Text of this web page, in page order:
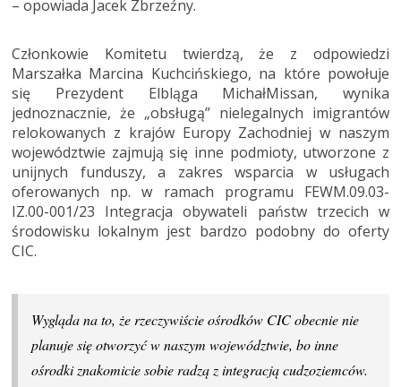
– opowiada Jacek Zbrzeźny.
Członkowie Komitetu twierdzą, że z odpowiedzi
Marszałka Marcina Kuchcińskiego, na które powołuje
się Prezydent Elbląga MichałMissan, wynika
jednoznacznie, że „obsługą” nielegalnych imigrantów
relokowanych z krajów Europy Zachodniej w naszym
województwie zajmują się inne podmioty, utworzone z
unijnych funduszy, a zakres wsparcia w usługach
oferowanych np. w ramach programu FEWM.09.03-
IZ.00-001/23 Integracja obywateli państw trzecich w
środowisku lokalnym jest bardzo podobny do oferty
CIC.
Wygląda na to, że rzeczywiście ośrodków CIC obecnie nie
planuje się otworzyć w naszym województwie, bo inne
ośrodki znakomicie sobie radzą z integracją cudzoziemców.